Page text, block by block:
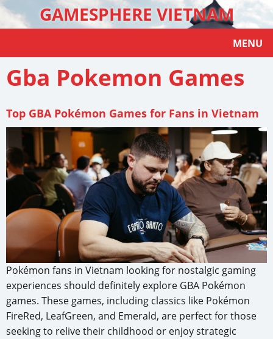
GAMESPHERE VIETNAM
MENU
Gba Pokemon Games
Top GBA Pokémon Games for Fans in Vietnam
Pokémon fans in Vietnam looking for nostalgic gaming
experiences should definitely explore GBA Pokémon
games. These games, including classics like Pokémon
FireRed, LeafGreen, and Emerald, are perfect for those
seeking to relive their childhood or enjoy strategic